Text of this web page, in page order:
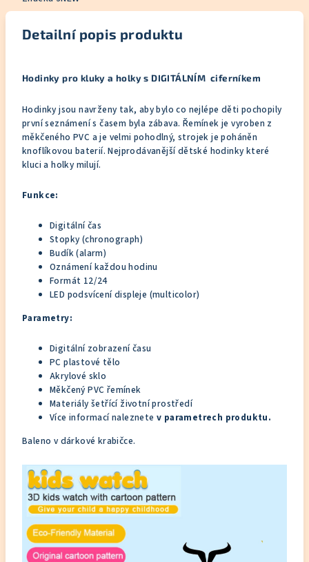
Detailní popis produktu
Hodinky pro kluky a holky s DIGITÁLNÍM ciferníkem
Hodinky jsou navrženy tak, aby bylo co nejlépe děti pochopily
první seznámení s časem byla zábava. Řemínek je vyroben z
měkčeného PVC a je velmi pohodlný, strojek je poháněn
knoflíkovou baterií. Nejprodávanější dětské hodinky které
kluci a holky milují.
Funkce:
Digitální čas
Stopky (chronograph)
Budík (alarm)
Oznámení každou hodinu
Formát 12/24
LED podsvícení displeje (multicolor)
Parametry:
Digitální zobrazení času
PC plastové tělo
Akrylové sklo
Měkčený PVC řemínek
Materiály šetřící životní prostředí
Více informací naleznete v parametrech produktu.
Baleno v dárkové krabičce.